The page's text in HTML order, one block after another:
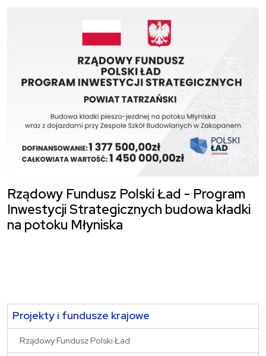
Rządowy Fundusz Polski Ład - Program
Inwestycji Strategicznych budowa kładki
na potoku Młyniska
Projekty i fundusze krajowe
Rządowy Fundusz Polski Ład